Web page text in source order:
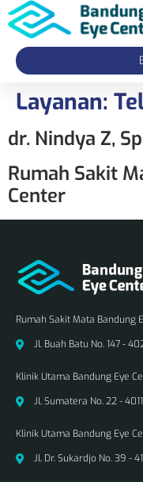
Layanan:
dr. Nindya Z,
Rumah Sakit
Center
Rumah Sakit Mata Bandung
Jl. Buah Batu No. 147 -
Klinik Utama Bandung Eye
Jl. Sumatera No. 22 -
Klinik Utama Bandung Eye
Jl. Dr. Sukardjo No. 39 -